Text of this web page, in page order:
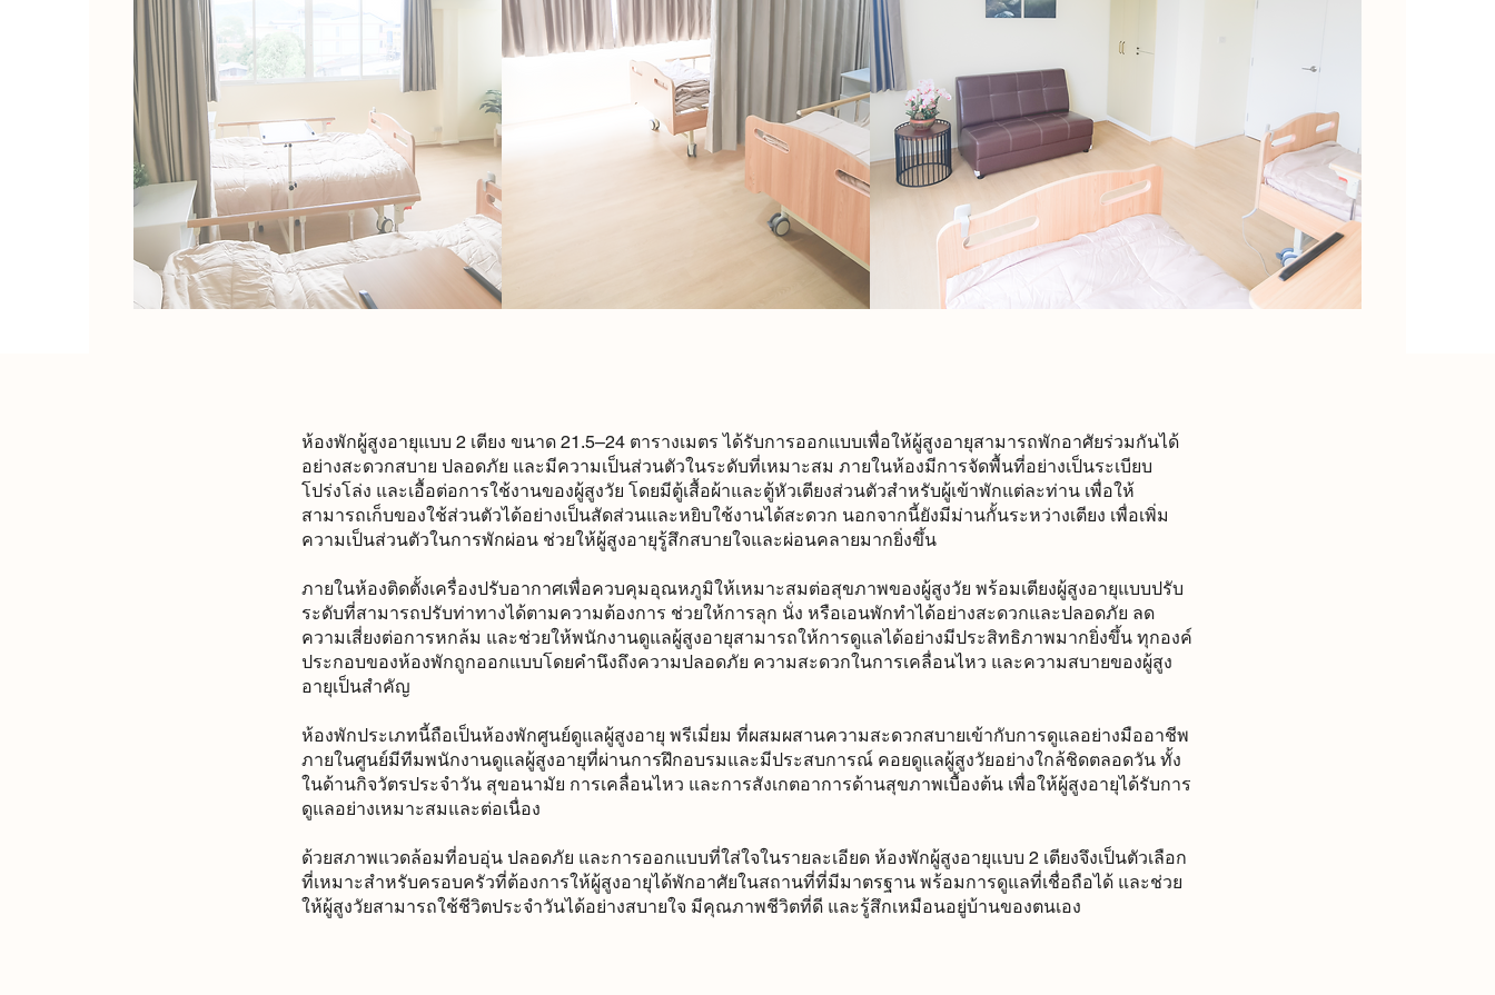
ห้องพักผู้สูงอายุแบบ 2 เตียง ขนาด 21.5–24 ตารางเมตร ได้รับการออกแบบเพื่อให้ผู้สูงอายุสามารถพักอาศัยร่วมกันได้
อย่างสะดวกสบาย ปลอดภัย และมีความเป็นส่วนตัวในระดับที่เหมาะสม ภายในห้องมีการจัดพื้นที่อย่างเป็นระเบียบ
โปร่งโล่ง และเอื้อต่อการใช้งานของผู้สูงวัย โดยมีตู้เสื้อผ้าและตู้หัวเตียงส่วนตัวสำหรับผู้เข้าพักแต่ละท่าน เพื่อให้
สามารถเก็บของใช้ส่วนตัวได้อย่างเป็นสัดส่วนและหยิบใช้งานได้สะดวก นอกจากนี้ยังมีม่านกั้นระหว่างเตียง เพื่อเพิ่ม
ความเป็นส่วนตัวในการพักผ่อน ช่วยให้ผู้สูงอายุรู้สึกสบายใจและผ่อนคลายมากยิ่งขึ้น
ภายในห้องติดตั้งเครื่องปรับอากาศเพื่อควบคุมอุณหภูมิให้เหมาะสมต่อสุขภาพของผู้สูงวัย พร้อมเตียงผู้สูงอายุแบบปรับ
ระดับที่สามารถปรับท่าทางได้ตามความต้องการ ช่วยให้การลุก นั่ง หรือเอนพักทำได้อย่างสะดวกและปลอดภัย ลด
ความเสี่ยงต่อการหกล้ม และช่วยให้พนักงานดูแลผู้สูงอายุสามารถให้การดูแลได้อย่างมีประสิทธิภาพมากยิ่งขึ้น ทุกองค์
ประกอบของห้องพักถูกออกแบบโดยคำนึงถึงความปลอดภัย ความสะดวกในการเคลื่อนไหว และความสบายของผู้สูง
อายุเป็นสำคัญ
ห้องพักประเภทนี้ถือเป็นห้องพักศูนย์ดูแลผู้สูงอายุ พรีเมี่ยม ที่ผสมผสานความสะดวกสบายเข้ากับการดูแลอย่างมืออาชีพ
ภายในศูนย์มีทีมพนักงานดูแลผู้สูงอายุที่ผ่านการฝึกอบรมและมีประสบการณ์ คอยดูแลผู้สูงวัยอย่างใกล้ชิดตลอดวัน ทั้ง
ในด้านกิจวัตรประจำวัน สุขอนามัย การเคลื่อนไหว และการสังเกตอาการด้านสุขภาพเบื้องต้น เพื่อให้ผู้สูงอายุได้รับการ
ดูแลอย่างเหมาะสมและต่อเนื่อง
ด้วยสภาพแวดล้อมที่อบอุ่น ปลอดภัย และการออกแบบที่ใส่ใจในรายละเอียด ห้องพักผู้สูงอายุแบบ 2 เตียงจึงเป็นตัวเลือก
ที่เหมาะสำหรับครอบครัวที่ต้องการให้ผู้สูงอายุได้พักอาศัยในสถานที่ที่มีมาตรฐาน พร้อมการดูแลที่เชื่อถือได้ และช่วย
ให้ผู้สูงวัยสามารถใช้ชีวิตประจำวันได้อย่างสบายใจ มีคุณภาพชีวิตที่ดี และรู้สึกเหมือนอยู่บ้านของตนเอง